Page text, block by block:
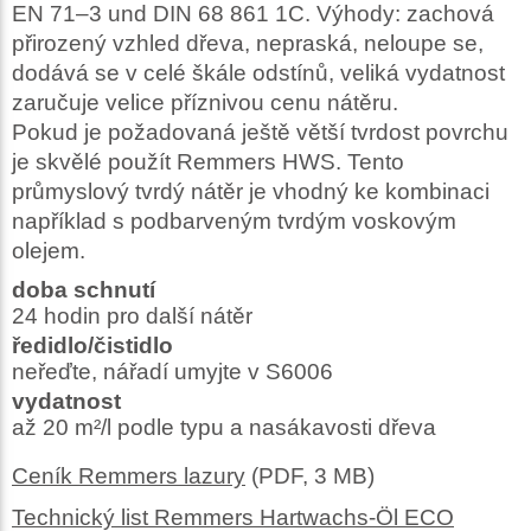
EN 71–3 und DIN 68 861 1C. Výhody: zachová
přirozený vzhled dřeva, nepraská, neloupe se,
dodává se v celé škále odstínů, veliká vydatnost
zaručuje velice příznivou cenu nátěru.
Pokud je požadovaná ještě větší tvrdost povrchu
je skvělé použít Remmers HWS. Tento
průmyslový tvrdý nátěr je vhodný ke kombinaci
například s podbarveným tvrdým voskovým
olejem.
doba schnutí
24 hodin pro další nátěr
ředidlo/čistidlo
neřeďte, nářadí umyjte v S6006
vydatnost
až 20 m²/l podle typu a nasákavosti dřeva
Ceník Remmers lazury (PDF, 3 MB)
Technický list Remmers Hartwachs-Öl ECO